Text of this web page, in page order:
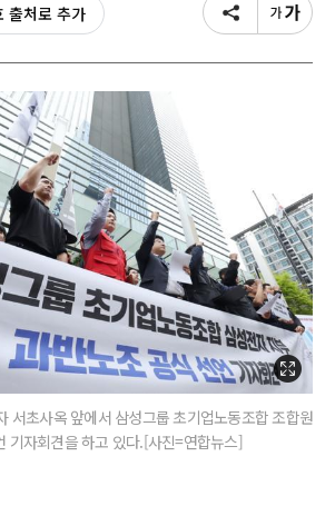
출처로 추가
서초사옥 앞에서 삼성그룹 초기업노동조합 조합원
기자회견을 하고 있다.[사진=연합뉴스]